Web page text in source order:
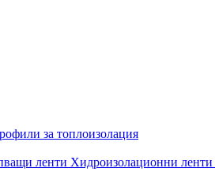
за топлоизолация
ленти Хидроизолационни ленти